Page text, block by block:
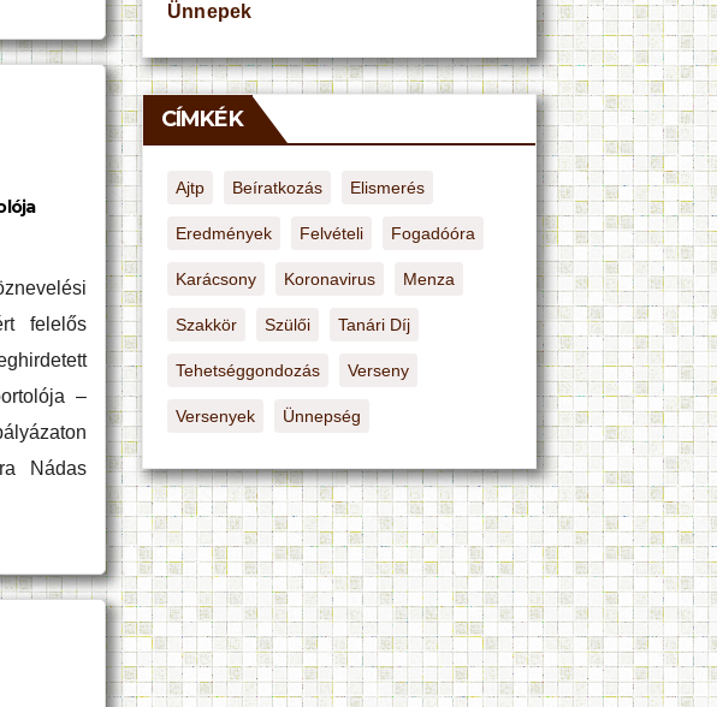
felelős
–
Nádas
Ünnepek
CÍMKÉK
Ajtp Beíratkozás Elismerés
Eredmények Felvételi Fogadóóra
Karácsony Koronavirus Menza
Szakkör Szülői Tanári Díj
Tehetséggondozás Verseny
Versenyek Ünnepség